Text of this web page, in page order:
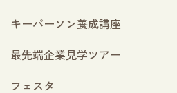
キーパーソン養成講座
最先端企業見学ツアー
フェスタ